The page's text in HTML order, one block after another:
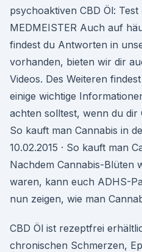
psychoaktiven CBD Öl: Test
MEDMEISTER Auch auf
findest du Antworten in
vorhanden, bieten wir dir
Videos. Des Weiteren
einige wichtige
achten solltest, wenn du dir
So kauft man Cannabis in
10.02.2015 · So kauft man
Nachdem Cannabis-Blüten
waren, kann euch ADHS-
nun zeigen, wie man
CBD Öl ist rezeptfrei
chronischen Schmerzen,